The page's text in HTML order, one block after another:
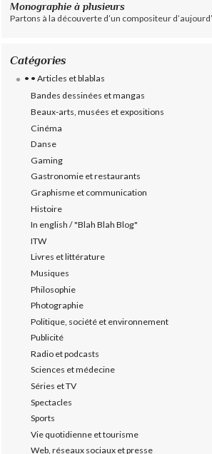
Monographie à plusieurs
Partons à la découverte d’un compositeur
Catégories
• • Articles et blablas
Bandes dessinées et mangas
Beaux-arts, musées et expositions
Cinéma
Danse
Gaming
Gastronomie et restaurants
Graphisme et communication
Histoire
In english / "Blah Blah Blog"
ITW
Livres et littérature
Musiques
Philosophie
Photographie
Politique, société et environnement
Publicité
Radio et podcasts
Sciences et médecine
Séries et TV
Spectacles
Sports
Vie quotidienne et tourisme
Web, réseaux sociaux et presse